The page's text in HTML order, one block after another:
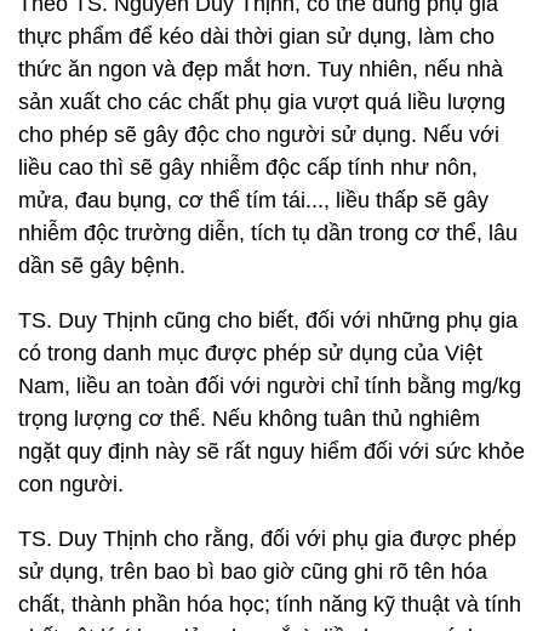
thực phẩm để kéo dài thời gian sử dụng, làm cho
thức ăn ngon và đẹp mắt hơn. Tuy nhiên, nếu nhà
sản xuất cho các chất phụ gia vượt quá liều lượng
cho phép sẽ gây độc cho người sử dụng. Nếu với
liều cao thì sẽ gây nhiễm độc cấp tính như nôn,
mửa, đau bụng, cơ thể tím tái..., liều thấp sẽ gây
nhiễm độc trường diễn, tích tụ dần trong cơ thể, lâu
dần sẽ gây bệnh.
TS. Duy Thịnh cũng cho biết, đối với những phụ gia
có trong danh mục được phép sử dụng của Việt
Nam, liều an toàn đối với người chỉ tính bằng mg/kg
trọng lượng cơ thể. Nếu không tuân thủ nghiêm
ngặt quy định này sẽ rất nguy hiểm đối với sức khỏe
con người.
TS. Duy Thịnh cho rằng, đối với phụ gia được phép
sử dụng, trên bao bì bao giờ cũng ghi rõ tên hóa
chất, thành phần hóa học; tính năng kỹ thuật và tính